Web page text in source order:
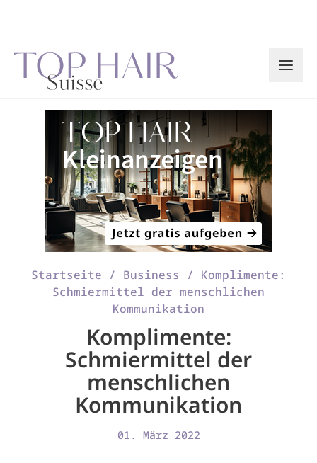
Startseite / Business / Komplimente:
Schmiermittel der menschlichen
Kommunikation
Komplimente:
Schmiermittel der
menschlichen
Kommunikation
01. März 2022